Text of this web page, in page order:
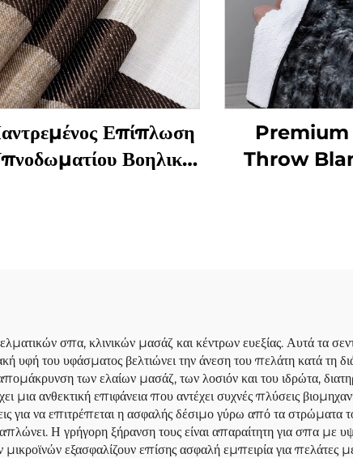
Επίπλωση
Βοηλική
Premium
Throw
σπα, κλινικών μασάζ και κέντρων ευεξίας. Αυτά τα
υφή του υφάσματος βελτιώνει την άνεση του πελάτη κατά τη
των ελαίων μασάζ, των λοσιόν και του ιδρώτα,
ανθεκτική επιφάνεια που αντέχει συχνές πλύσεις
για να επιτρέπεται η ασφαλής δέσιμο γύρω από τα στρώματα
Η γρήγορη ξήρανση τους είναι απαραίτητη για σπα με
εξασφαλίζουν επίσης ασφαλή εμπειρία για πελάτες